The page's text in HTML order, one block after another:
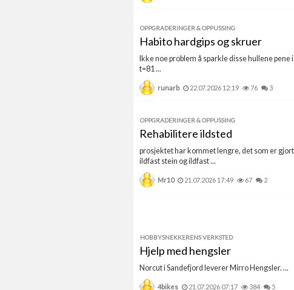
OPPGRADERINGER & OPPUSSING
Habito hardgips og skruer
Ikke noe problem å sparkle disse hullene
t=81 ...
runarb 22.07.2026 12:19 76 3
OPPGRADERINGER & OPPUSSING
Rehabilitere ildsted
prosjektet har kommet lengre, det som er gjort
ildfast stein og ildfast ...
Mr10 21.07.2026 17:49 67 2
HOBBYSNEKKERENS VERKSTED
Hjelp med hengsler
Norcut i Sandefjord leverer Mirro Hengsler. ...
4bikes 21.07.2026 07:17 384 5